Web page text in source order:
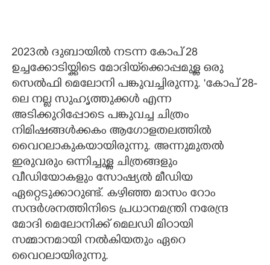
2023ൽ ദുബായിൽ നടന്ന കോപ് 28
ഉച്ചക്കോടിയ്ക്കിടെ മോദിയ്‌ക്കൊപ്പമുള്ള ഒരു
സെൽഫി മെലോനി പങ്കുവച്ചിരുന്നു. "കോപ് 28-
ലെ നല്ല സുഹൃത്തുക്കൾ എന്ന
അടിക്കുറിപ്പോടെ പങ്കുവച്ച ചിത്രം
നിമിഷങ്ങൾക്കകം ആഗോളതലത്തിൽ
വൈറലാകുകയായിരുന്നു. അന്നുമുതൽ
ഇരുവരും ഒന്നിച്ചുള്ള ചിത്രങ്ങളും
വീഡിയോകളും സോഷ്യൽ മീഡിയ
ഏറ്റെടുക്കാറുണ്ട്. കഴിഞ്ഞ മാസം റോം
സന്ദർശനത്തിനിടെ പ്രധാനമന്ത്രി നരേന്ദ്ര
മോദി മെലോനിക്ക് മെലഡി മിഠായി
സമ്മാനമായി നൽകിയതും ഏറെ
വൈറലായിരുന്നു.